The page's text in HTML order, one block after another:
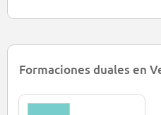
Formaciones duales en